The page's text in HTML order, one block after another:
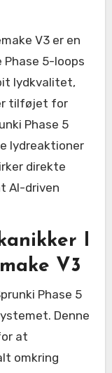
V3 er en
5-loops
lydkvalitet,
tilføjet for
Phase 5
lydreaktioner
direkte
AI-driven
I
V3
Phase 5
Denne
at
omkring